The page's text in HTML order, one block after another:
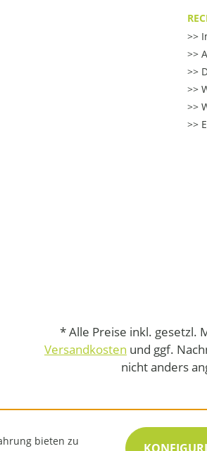
* Alle Preise inkl. gesetzl.
Versandkosten und ggf.
nicht anders
bieten zu